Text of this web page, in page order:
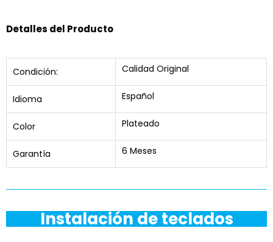
Detalles del Producto
Condición: Calidad Original
Idioma Español
Color Plateado
Garantía 6 Meses
Instalación de teclados